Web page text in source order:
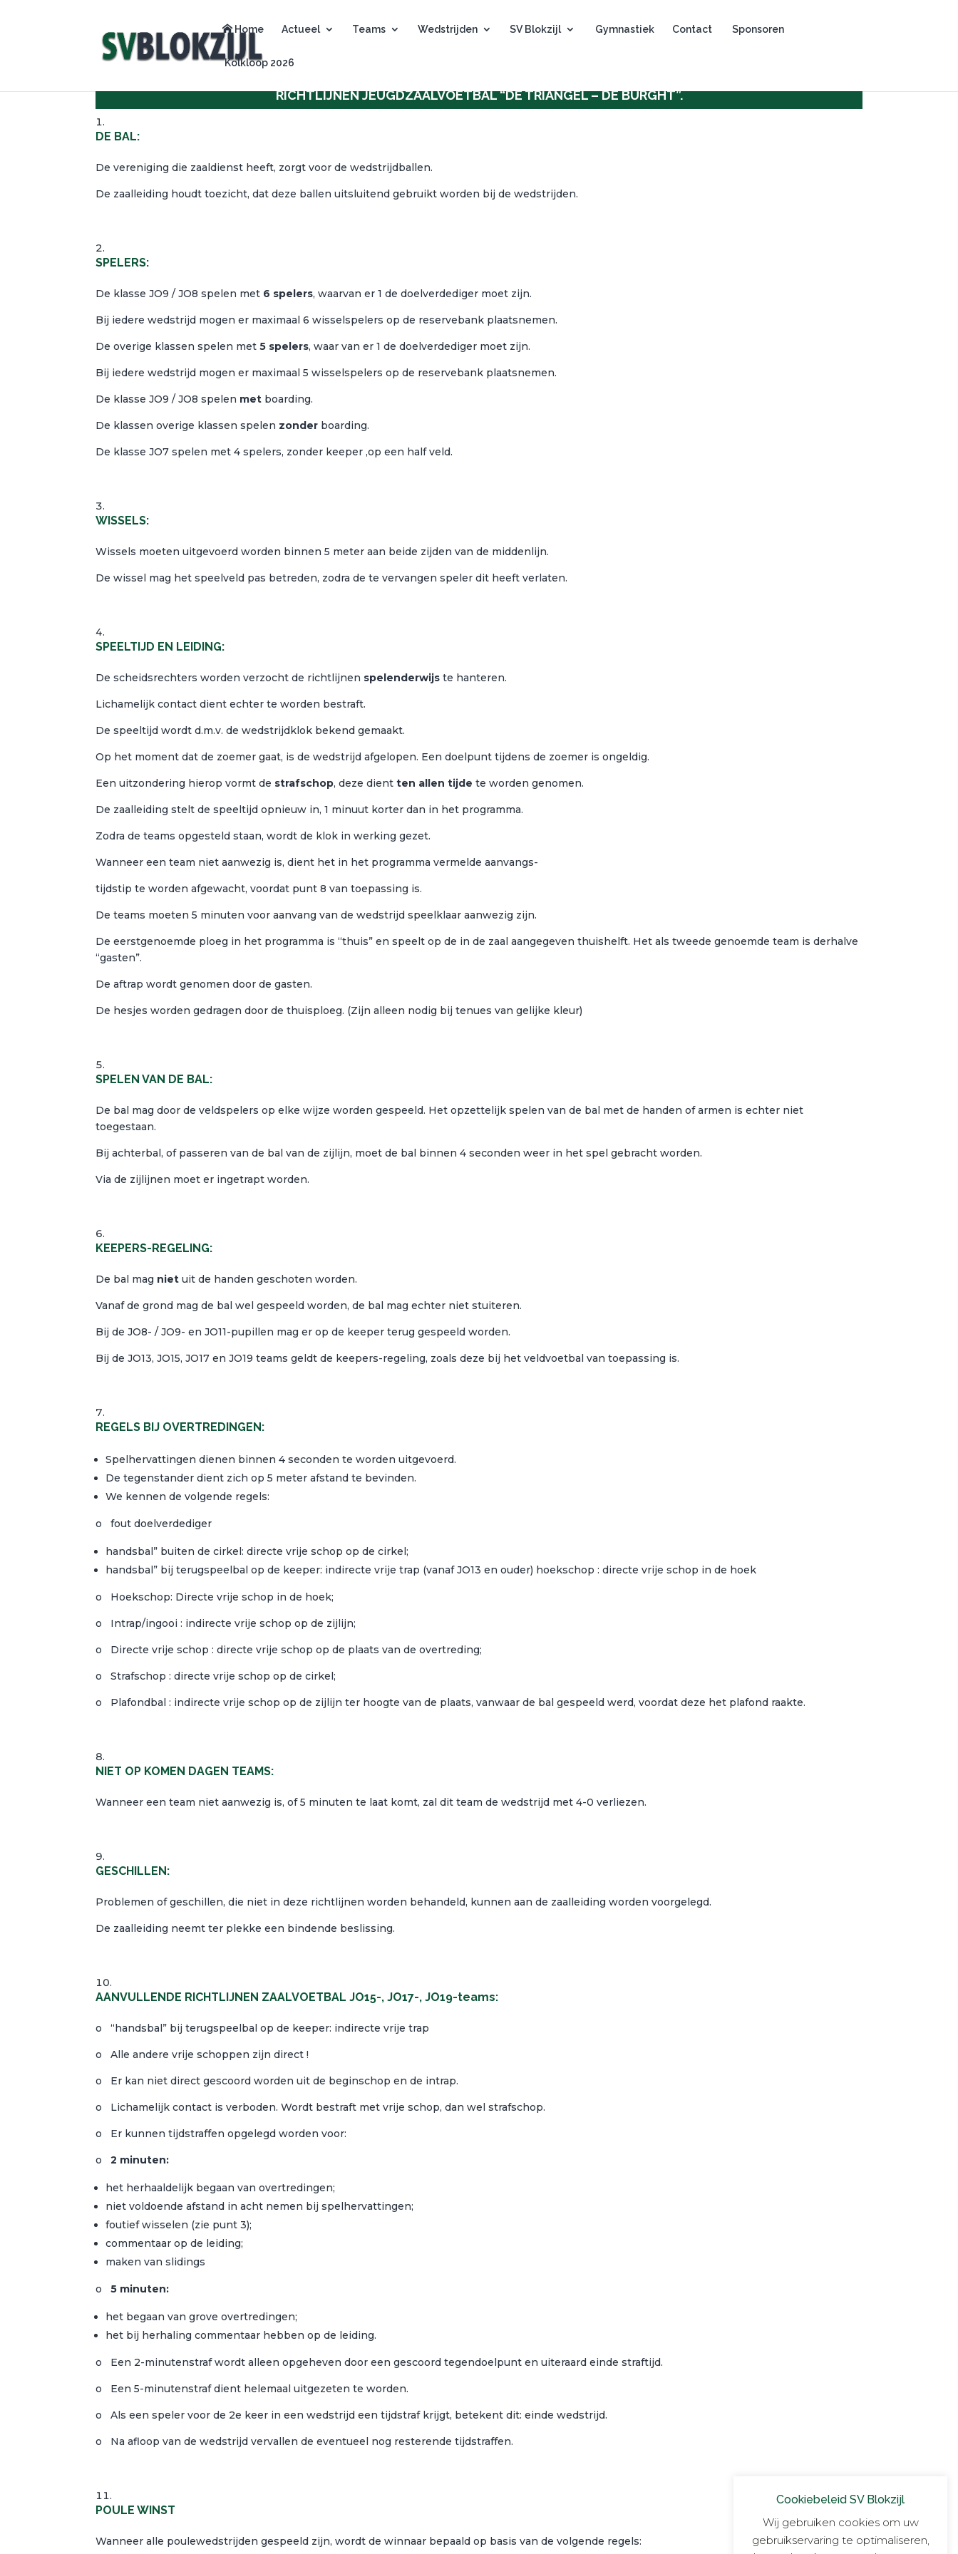
Home Actueel Teams Wedstrijden SV Blokzijl Gymnastiek Contact Sponsoren
Kolkloop 2026
RICHTLIJNEN JEUGDZAALVOETBAL “DE TRIANGEL – DE BURGHT”.
DE BAL:
De vereniging die zaaldienst heeft, zorgt voor de wedstrijdballen.
De zaalleiding houdt toezicht, dat deze ballen uitsluitend gebruikt worden bij de wedstrijden.
SPELERS:
De klasse JO9 / JO8 spelen met 6 spelers, waarvan er 1 de doelverdediger moet zijn.
Bij iedere wedstrijd mogen er maximaal 6 wisselspelers op de reservebank plaatsnemen.
De overige klassen spelen met5 spelers, waar van er 1 de doelverdediger moet zijn.
Bij iedere wedstrijd mogen er maximaal 5 wisselspelers op de reservebank plaatsnemen.
De klasse JO9 / JO8 spelen met boarding.
De klassen overige klassen spelen zonder boarding.
De klasse JO7 spelen met 4 spelers, zonder keeper ,op een half veld.
WISSELS:
Wissels moeten uitgevoerd worden binnen 5 meter aan beide zijden van de middenlijn.
De wissel mag het speelveld pas betreden, zodra de te vervangen speler dit heeft verlaten.
SPEELTIJD EN LEIDING:
De scheidsrechters worden verzocht de richtlijnen spelenderwijste hanteren.
Lichamelijk contact dient echter te worden bestraft.
De speeltijd wordt d.m.v. de wedstrijdklok bekend gemaakt.
Op het moment dat de zoemer gaat, is de wedstrijd afgelopen. Een doelpunt tijdens de zoemer is ongeldig.
Een uitzondering hierop vormt de strafschop, deze dientten allen tijdete worden genomen.
De zaalleiding stelt de speeltijd opnieuw in, 1 minuut korter dan in het programma.
Zodra de teams opgesteld staan, wordt de klok in werking gezet.
Wanneer een team niet aanwezig is, dient het in het programma vermelde aanvangs-
tijdstip te worden afgewacht, voordat punt 8 van toepassing is.
De teams moeten 5 minuten voor aanvang van de wedstrijd speelklaar aanwezig zijn.
De eerstgenoemde ploeg in het programma is “thuis” en speelt op de in de zaal aangegeven thuishelft. Het als tweede genoemde team is derhalve
“gasten”.
De aftrap wordt genomen door de gasten.
De hesjes worden gedragen door de thuisploeg. (Zijn alleen nodig bij tenues van gelijke kleur)
SPELEN VAN DE BAL:
De bal mag door de veldspelers op elke wijze worden gespeeld. Het opzettelijk spelen van de bal met de handen of armen is echter niet
toegestaan.
Bij achterbal, of passeren van de bal van de zijlijn, moet de bal binnen 4 seconden weer in het spel gebracht worden.
Via de zijlijnen moet er ingetrapt worden.
KEEPERS-REGELING:
De bal mag nietuit de handen geschoten worden.
Vanaf de grond mag de bal wel gespeeld worden, de bal mag echter niet stuiteren.
Bij de JO8- / JO9- en JO11-pupillen mag er op de keeper terug gespeeld worden.
Bij de JO13, JO15, JO17 en JO19 teams geldt de keepers-regeling, zoals deze bij het veldvoetbal van toepassing is.
REGELS BIJ OVERTREDINGEN:
Spelhervattingen dienen binnen 4 seconden te worden uitgevoerd.
De tegenstander dient zich op 5 meter afstand te bevinden.
We kennen de volgende regels:
o fout doelverdediger
handsbal” buiten de cirkel: directe vrije schop op de cirkel;
handsbal” bij terugspeelbal op de keeper: indirecte vrije trap (vanaf JO13 en ouder) hoekschop : directe vrije schop in de hoek
o Hoekschop: Directe vrije schop in de hoek;
o Intrap/ingooi : indirecte vrije schop op de zijlijn;
o Directe vrije schop : directe vrije schop op de plaats van de overtreding;
o Strafschop : directe vrije schop op de cirkel;
o Plafondbal : indirecte vrije schop op de zijlijn ter hoogte van de plaats, vanwaar de bal gespeeld werd, voordat deze het plafond raakte.
NIET OP KOMEN DAGEN TEAMS:
Wanneer een team niet aanwezig is, of 5 minuten te laat komt, zal dit team de wedstrijd met 4-0 verliezen.
GESCHILLEN:
Problemen of geschillen, die niet in deze richtlijnen worden behandeld, kunnen aan de zaalleiding worden voorgelegd.
De zaalleiding neemt ter plekke een bindende beslissing.
AANVULLENDE RICHTLIJNEN ZAALVOETBAL JO15-, JO17-, JO19-teams:
o “handsbal” bij terugspeelbal op de keeper: indirecte vrije trap
o Alle andere vrije schoppen zijn direct !
o Er kan niet direct gescoord worden uit de beginschop en de intrap.
o Lichamelijk contact is verboden. Wordt bestraft met vrije schop, dan wel strafschop.
o Er kunnen tijdstraffen opgelegd worden voor:
o2 minuten:
het herhaaldelijk begaan van overtredingen;
niet voldoende afstand in acht nemen bij spelhervattingen;
foutief wisselen (zie punt 3);
commentaar op de leiding;
maken van slidings
o5 minuten:
het begaan van grove overtredingen;
het bij herhaling commentaar hebben op de leiding.
o Een 2-minutenstraf wordt alleen opgeheven door een gescoord tegendoelpunt en uiteraard einde straftijd.
o Een 5-minutenstraf dient helemaal uitgezeten te worden.
o Als een speler voor de 2e keer in een wedstrijd een tijdstraf krijgt, betekent dit: einde wedstrijd.
o Na afloop van de wedstrijd vervallen de eventueel nog resterende tijdstraffen.
POULE WINST
Wanneer alle poulewedstrijden gespeeld zijn, wordt de winnaar bepaald op basis van de volgende regels:
Cookiebeleid SV Blokzijl
Wij gebruiken cookies om uw
gebruikservaring te optimaliseren,